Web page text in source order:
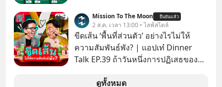
Mission To The Moon ยืนยันแล้ว
2 ส.ค. เวลา 13:00 • ไลฟ์สไตล์
ขีดเส้น ‘พื้นที่ส่วนตัว’ อย่างไรไม่ให้
ความสัมพันธ์พัง? | แอปเท๋ Dinner
Talk EP.39 ถ้าวันหนึ่งการปฏิเสธของ
ตั้งกำแพงใส่และมองว่าเราเห็นแก่ตัวทั้ง
ดูทั้งหมด